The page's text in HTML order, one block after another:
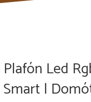
Plafón Led
Smart |